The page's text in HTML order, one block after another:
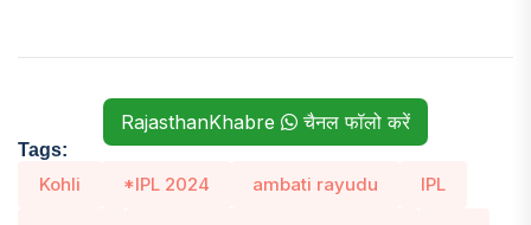
RajasthanKhabre चैनल फॉलो करें
Tags:
Kohli *IPL 2024 ambati rayudu IPL